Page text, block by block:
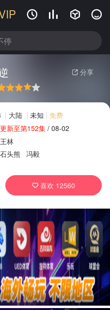
   
 分享
大陆 未知
免费
更新至第152集/ 08-02
王林
石头熊 冯毅
 喜欢 12560
广告